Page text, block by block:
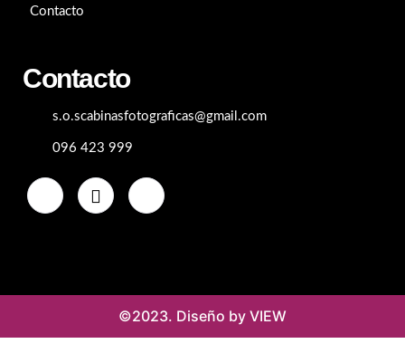
Contacto
Contacto
s.o.scabinasfotograficas@gmail.com
096 423 999
©2023. Diseño by VIEW